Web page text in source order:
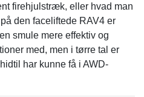
firehjulstræk, eller hvad man
den faceliftede RAV4 er
smule mere effektiv og
med, men i tørre tal er
har kunne få i AWD-